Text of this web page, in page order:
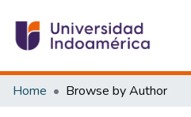
Communities & Collections
Home Browse by Author